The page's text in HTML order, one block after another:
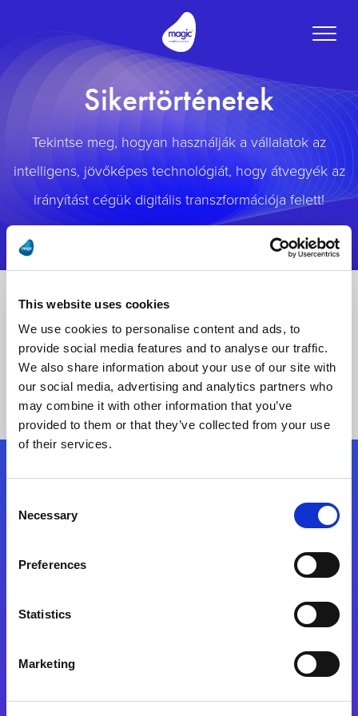
This website uses cookies
We use cookies to personalise content and ads, to
provide social media features and to analyse our traffic.
We also share information about your use of our site with
our social media, advertising and analytics partners who
may combine it with other information that you’ve
provided to them or that they’ve collected from your use
of their services.
Selection
Necessary
Preferences
Statistics
Marketing
Toggle
Sikertörténetek
Tekintse meg, hogyan használják a vállalatok az
intelligens, jövőképes technológiát, hogy átvegyék az
irányítást cégük digitális transzformációja felett!
Kövessen minket!